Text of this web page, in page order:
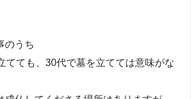
のうち
ても、30代で墓を立てては意味がな